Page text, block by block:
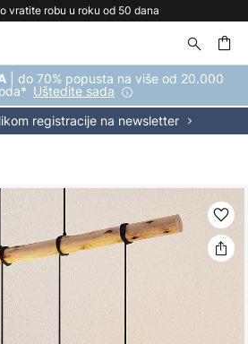
vratite robu u roku od 50 dana
| do 70% popusta na više od 20.000
Uštedite sada
registracije na newsletter